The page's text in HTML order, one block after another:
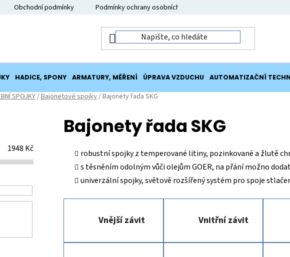
Obchodní podmínky Podmínky ochrany osobních údajů
HADICE, SPONY ARMATURY, MĚŘENÍ ÚPRAVA VZDUCHU AUTOMATIZAČNÍ
SPOJKY/Bajonetové spojky/Bajonety řada SKG
1948 Kč
Bajonety řada SKG
robustní spojky z temperované litiny, pozinkované a žlutě
s těsněním odolným vůči olejům GOER, na přání možno
univerzální spojky, světově rozšířený systém pro spoje
Vnější závit Vnitřní závit